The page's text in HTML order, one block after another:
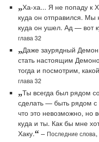
„Ха-ха... Я не попаду к
куда он отправился.
куда он ушел. Ад — вот
глава 32
„Даже заурядный
стать настоящим
тогда и посмотрим,
глава 32
„Ты всегда был рядом
сделать — быть рядом
что это невозможно, но
куда и ты. Как бы мне
Хаку.“ – Последние слова